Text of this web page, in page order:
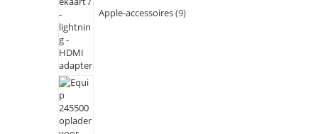
Apple-accessoires 9